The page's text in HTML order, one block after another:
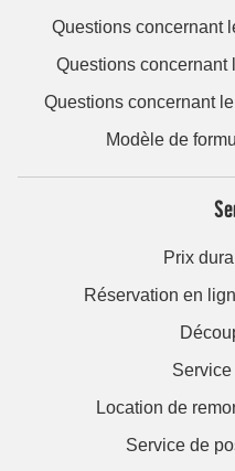
Questions concernant
Questions concernant
Questions concernant
Modèle de
Prix
Réservation en
Location de
Service de